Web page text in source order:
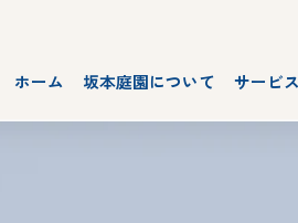
ホーム 坂本庭園について サービ